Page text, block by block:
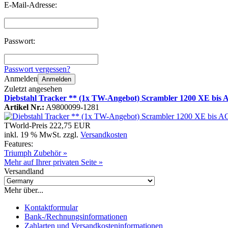
E-Mail-Adresse:
Passwort:
Passwort vergessen?
Anmelden Anmelden
Zuletzt angesehen
Diebstahl Tracker ** (1x TW-Angebot) Scrambler 1200 XE bis
Artikel Nr.: A9800099-1281
TWorld-Preis 222,75 EUR
inkl. 19 % MwSt. zzgl. Versandkosten
Features:
Triumph Zubehör »
Mehr auf Ihrer privaten Seite »
Versandland
Mehr über...
Kontaktformular
Bank-/Rechnungsinformationen
Zahlarten und Versandkosteninformationen